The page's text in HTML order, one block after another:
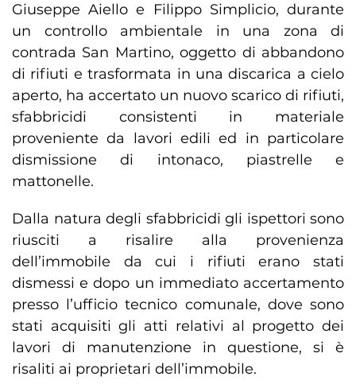
Giuseppe Aiello e Filippo Simplicio, durante
un controllo ambientale in una zona di
contrada San Martino, oggetto di abbandono
di rifiuti e trasformata in una discarica a cielo
aperto, ha accertato un nuovo scarico di rifiuti,
sfabbricidi consistenti in materiale
proveniente da lavori edili ed in particolare
dismissione di intonaco, piastrelle e
mattonelle.
Dalla natura degli sfabbricidi gli ispettori sono
riusciti a risalire alla provenienza
dell’immobile da cui i rifiuti erano stati
dismessi e dopo un immediato accertamento
presso l’ufficio tecnico comunale, dove sono
stati acquisiti gli atti relativi al progetto dei
lavori di manutenzione in questione, si è
risaliti ai proprietari dell’immobile.